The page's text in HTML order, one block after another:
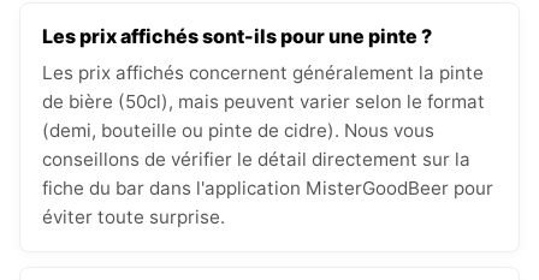
Les prix affichés sont-ils pour une pinte ?
Les prix affichés concernent généralement la pinte
de bière (50cl), mais peuvent varier selon le format
(demi, bouteille ou pinte de cidre). Nous vous
conseillons de vérifier le détail directement sur la
fiche du bar dans l'application MisterGoodBeer pour
éviter toute surprise.